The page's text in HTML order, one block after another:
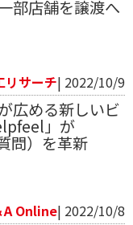
部店舗を譲渡へ
リサーチ| 2022/10/9
広める新しいビ
」が
問）を革新
A Online| 2022/10/8